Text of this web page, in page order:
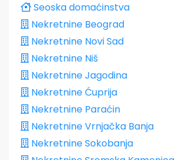
Seoska domaćinstva
Nekretnine Beograd
Nekretnine Novi Sad
Nekretnine Niš
Nekretnine Jagodina
Nekretnine Ćuprija
Nekretnine Paraćin
Nekretnine Vrnjačka Banja
Nekretnine Sokobanja